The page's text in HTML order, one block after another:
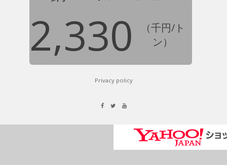
2,330
（千円/ト
ン）
Privacy policy